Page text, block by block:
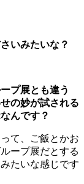
いみたいな？
プ展とも違う
の妙が試される
んです？
て、ご飯とかお
ープ展だとする
たいな感じです